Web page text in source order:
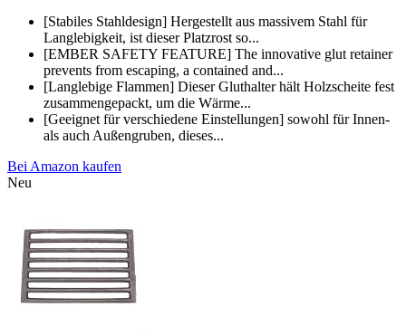
[Stabiles Stahldesign] Hergestellt aus massivem Stahl für
Langlebigkeit, ist dieser Platzrost so...
[EMBER SAFETY FEATURE] The innovative glut retainer
prevents from escaping, a contained and...
[Langlebige Flammen] Dieser Gluthalter hält Holzscheite fest
zusammengepackt, um die Wärme...
[Geeignet für verschiedene Einstellungen] sowohl für Innen-
als auch Außengruben, dieses...
Bei Amazon kaufen
Neu